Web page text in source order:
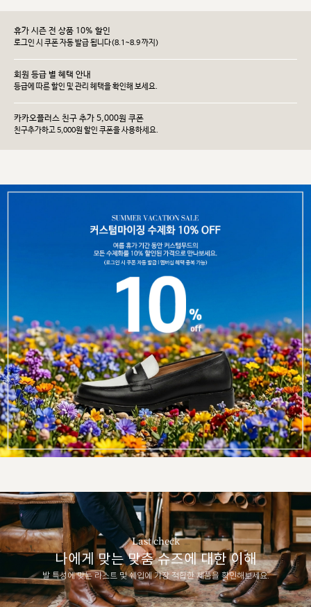
휴가 시즌 전 상품 10% 할인
로그인 시 쿠폰 자동 발급 됩니다(8.1~8.9 까지)
회원 등급 별 혜택 안내
등급에 따른 할인 및 관리 헤택을 확인해 보세요.
카카오플러스 친구 추가 5,000원 쿠폰
친구추가하고 5,000원 할인 쿠폰을 사용하세요.
Last check
나에게 맞는 맞춤 슈즈에 대한 이해
발 특성에 맞는 라스트 및 쉐입에 가장 적합한 제품을 확인해보세요.